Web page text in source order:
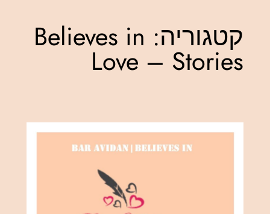
קטגוריה: Believes in
Love – Stories